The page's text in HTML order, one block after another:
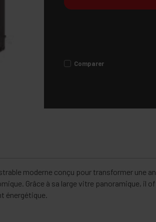
Comparer
moderne conçu pour transformer une
Grâce à sa large vitre panoramique, il
énergétique.